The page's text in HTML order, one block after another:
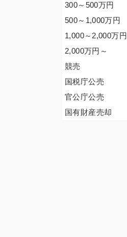
300～500万円
500～1,000万円
1,000～2,000万円
2,000万円 ～
競売
国税庁公売
官公庁公売
国有財産売却